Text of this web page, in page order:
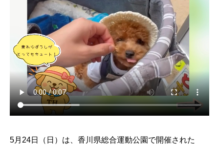
5月24日（日）は、香川県総合運動公園で開催された